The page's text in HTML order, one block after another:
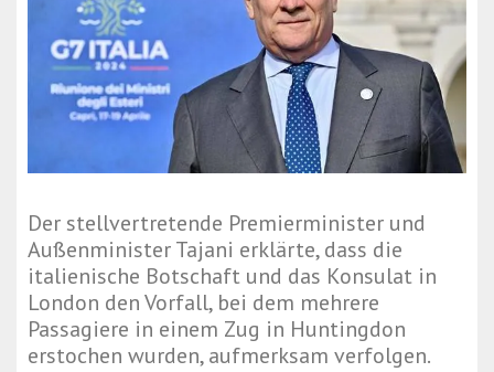
Der stellvertretende Premierminister und
Außenminister Tajani erklärte, dass die
italienische Botschaft und das Konsulat in
London den Vorfall, bei dem mehrere
Passagiere in einem Zug in Huntingdon
erstochen wurden, aufmerksam verfolgen.